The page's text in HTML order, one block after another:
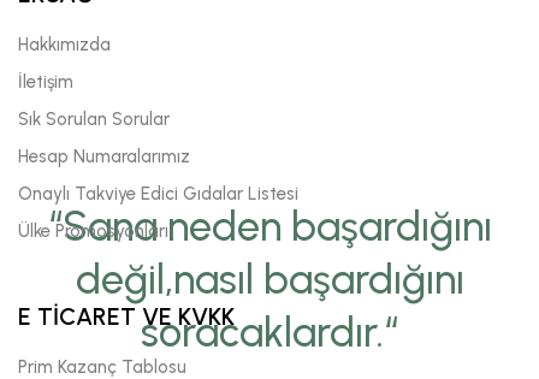
“Sana neden başardığını
değil,nasıl başardığını
soracaklardır.“
Hakkımızda
İletişim
Sık Sorulan Sorular
Hesap Numaralarımız
Onaylı Takviye Edici Gıdalar Listesi
Ülke Promosyonları
E TİCARET VE KVKK
Prim Kazanç Tablosu